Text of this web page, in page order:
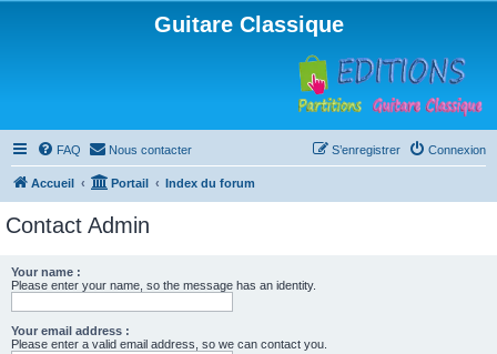
Guitare Classique
FAQ Nous contacter Connexion
S’enregistrer
Accueil Portail Index du forum
Contact Admin
Your name :
Please enter your name, so the message has an identity.
Your email address :
Please enter a valid email address, so we can contact you.